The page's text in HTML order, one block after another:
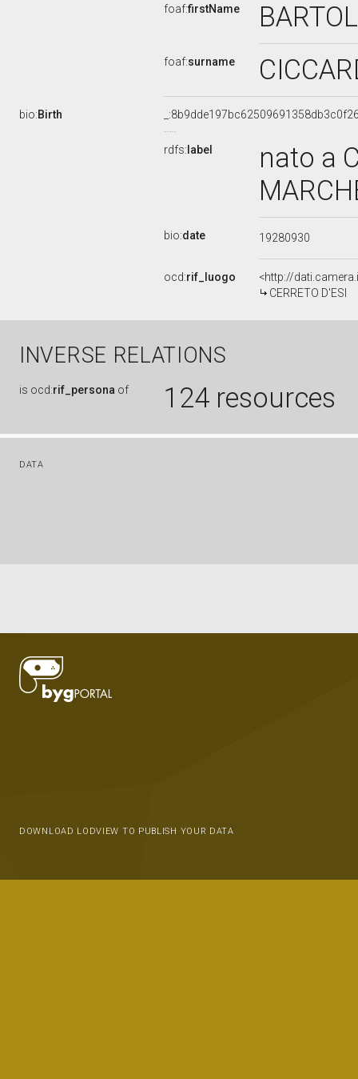
foaf:firstName
foaf:surname
bio:Birth
rdfs: label
nato a
bio:date 19280930
ocd:rif_luogo
<http://
CERRETO D'ESI
INVERSE RELATIONS
is ocd:rif_persona of 124 resources
DATA
DOWNLOAD LODVIEW TO PUBLISH YOUR DATA